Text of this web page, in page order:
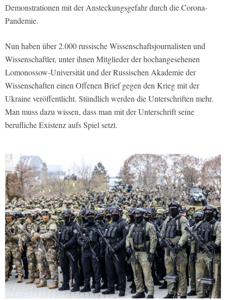
Demonstrationen mit der Ansteckungsgefahr durch die Corona-
Pandemie.
Nun haben über 2.000 russische Wissenschaftsjournalisten und
Wissenschaftler, unter ihnen Mitglieder der hochangesehenen
Lomonossow-Universität und der Russischen Akademie der
Wissenschaften einen Offenen Brief gegen den Krieg mit der
Ukraine veröffentlicht. Stündlich werden die Unterschriften mehr.
Man muss dazu wissen, dass man mit der Unterschrift seine
berufliche Existenz aufs Spiel setzt.